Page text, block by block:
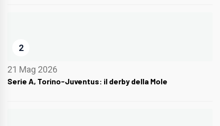
2
21 Mag 2026
Serie A, Torino-Juventus: il derby della Mole